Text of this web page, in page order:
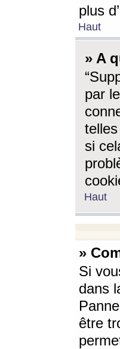
plus
Haut
» A
par
si
Haut
»
Si
dans
être